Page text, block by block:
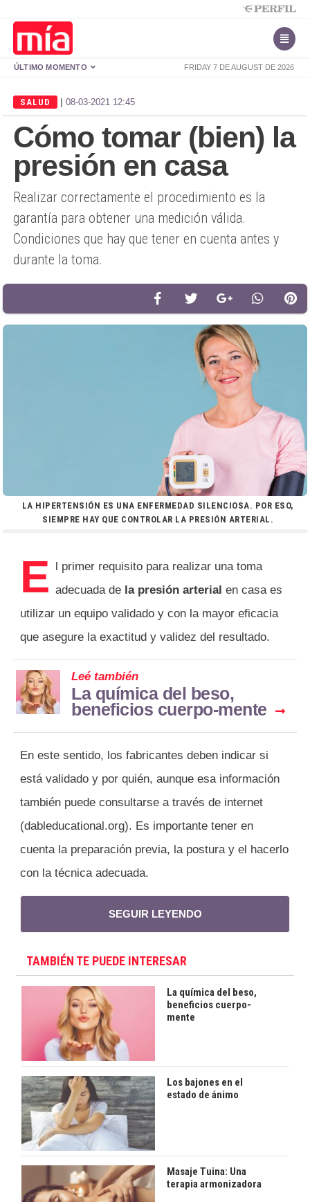
FRIDAY 7 DE AUGUST DE 2026
ÚLTIMO MOMENTO
SALUD | 08-03-2021 12:45
Cómo tomar (bien) la
presión en casa
Realizar correctamente el procedimiento es la
garantía para obtener una medición válida.
Condiciones que hay que tener en cuenta antes y
durante la toma.
LA HIPERTENSIÓN ES UNA ENFERMEDAD SILENCIOSA. POR ESO,
SIEMPRE HAY QUE CONTROLAR LA PRESIÓN ARTERIAL.
E l primer requisito para realizar una toma
adecuada de la presión arterial en casa es
utilizar un equipo validado y con la mayor eficacia
que asegure la exactitud y validez del resultado.
Leé también
La química del beso,
beneficios cuerpo-mente
En este sentido, los fabricantes deben indicar si
está validado y por quién, aunque esa información
también puede consultarse a través de internet
(dableducational.org). Es importante tener en
cuenta la preparación previa, la postura y el hacerlo
con la técnica adecuada.
SEGUIR LEYENDO
TAMBIÉN TE PUEDE INTERESAR
La química del beso,
beneficios cuerpo-
mente
Los bajones en el
estado de ánimo
Masaje Tuina: Una
terapia armonizadora